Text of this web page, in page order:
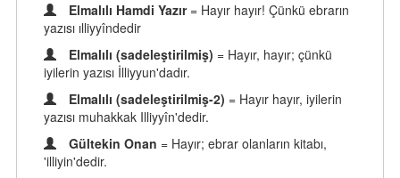
Elmalılı Hamdi Yazır = Hayır hayır! Çünkü ebrarın
yazısı ılliyyîndedir
Elmalılı (sadeleştirilmiş) = Hayır, hayır; çünkü
iyilerin yazısı İlliyyun'dadır.
Elmalılı (sadeleştirilmiş-2) = Hayır hayır, iyilerin
yazısı muhakkak Illiyyîn'dedir.
Gültekin Onan = Hayır; ebrar olanların kitabı,
'illiyin'dedir.